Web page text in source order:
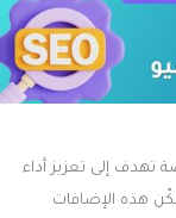
إلى تعزيز أداء
هذه الإضافات